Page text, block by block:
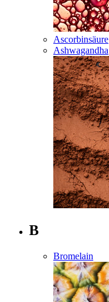
Ascorbinsäure
Ashwagandha
B
Bromelain